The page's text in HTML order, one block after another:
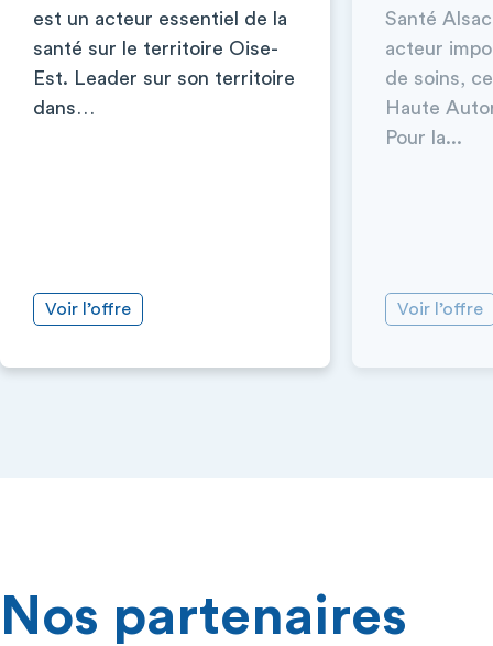
est un acteur essentiel de la
santé sur le territoire Oise-
Est. Leader sur son territoire
dans…
Voir l’offre
Santé
acteur
de soins,
Haute
Pour la...
Voir l’offre
Nos partenaires